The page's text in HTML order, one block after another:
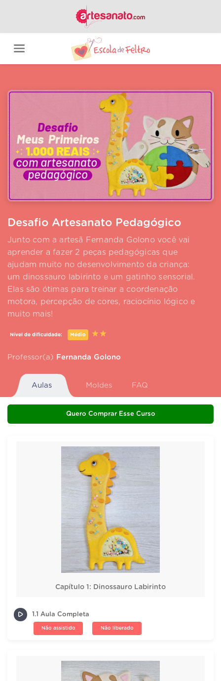
Desafio Artesanato Pedagógico
Junto com a artesã Fernanda Golono você vai
aprender a fazer 2 peças pedagógicas que
ajudam muito no desenvolvimento da criança:
um dinossauro labirinto e um gatinho sensorial.
Elas são ótimas para treinar a coordenação
motora, percepção de cores, raciocínio lógico e
muito mais!
Nível de dificuldade: Médio
Professor(a) Fernanda Golono
Aulas Moldes FAQ
Quero Comprar Esse Curso
Capítulo 1: Dinossauro Labirinto
1.1 Aula Completa
Não assistido Não liberado